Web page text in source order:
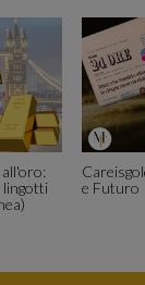
all'oro:
lingotti
e Futuro